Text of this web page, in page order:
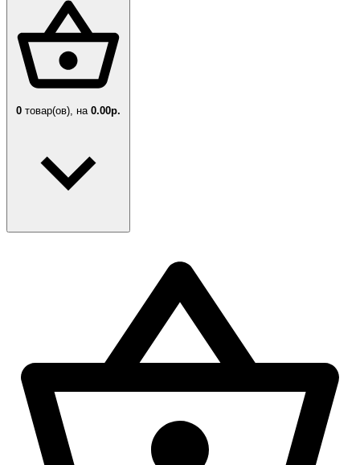
0 товар(ов), на 0.00р.